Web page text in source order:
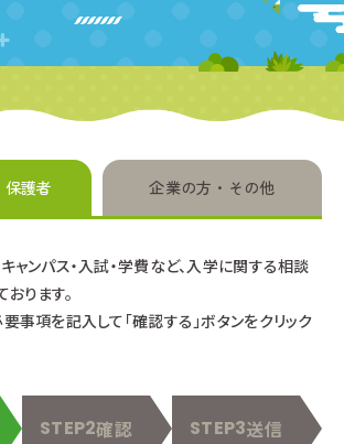
保護者 企業の方・ その他
ャンパス・入試・学費など、入学に関する相談
ります。
事項を記入して「確認する」ボタンをクリック
STEP2確認 STEP3送信